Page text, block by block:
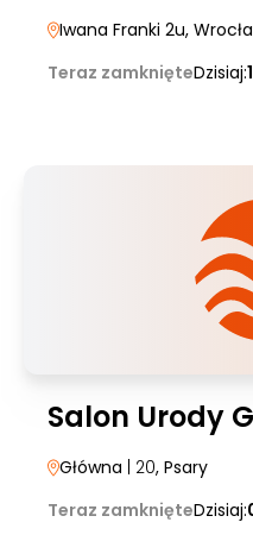
Iwana Franki 2u,
Teraz zamknięteDzisiaj:
Salon Urody
Główna | 20, Psary
Teraz zamknięteDzisiaj: